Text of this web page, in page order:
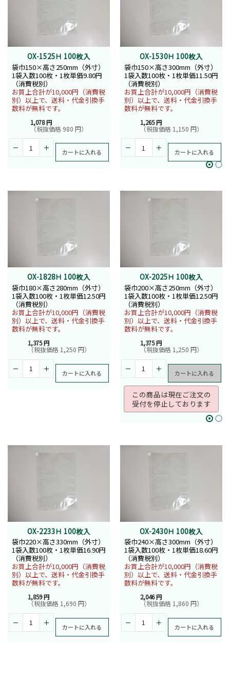
OX-1525Ｈ 100枚入
袋巾150×高さ250mm（外寸）
1袋入数100枚・1枚単価9.80円
（消費税別）
お買上合計が10,000円（消費税
別）以上で、送料・代金引換手
数料が無料です。
1,078 円
（税抜価格 980 円）
カートに入れる
OX-1530Ｈ 100枚入
袋巾150×高さ300mm（外寸）
1袋入数100枚・1枚単価11.50円
（消費税別）
お買上合計が10,000円（消費税
別）以上で、送料・代金引換手
数料が無料です。
1,265 円
（税抜価格 1,150 円）
カートに入れる
OX-1828Ｈ 100枚入
袋巾180×高さ280mm（外寸）
1袋入数100枚・1枚単価12.50円
（消費税別）
お買上合計が10,000円（消費税
別）以上で、送料・代金引換手
数料が無料です。
1,375 円
（税抜価格 1,250 円）
カートに入れる
OX-2025Ｈ 100枚入
袋巾200×高さ250mm（外寸）
1袋入数100枚・1枚単価12.50円
（消費税別）
お買上合計が10,000円（消費税
別）以上で、送料・代金引換手
数料が無料です。
1,375 円
（税抜価格 1,250 円）
カートに入れる
この商品は現在ご注文の
受付を停止しております
OX-2233Ｈ 100枚入
袋巾220×高さ330mm（外寸）
1袋入数100枚・1枚単価16.90円
（消費税別）
お買上合計が10,000円（消費税
別）以上で、送料・代金引換手
数料が無料です。
1,859 円
（税抜価格 1,690 円）
カートに入れる
OX-2430Ｈ 100枚入
袋巾240×高さ300mm（外寸）
1袋入数100枚・1枚単価18.60円
（消費税別）
お買上合計が10,000円（消費税
別）以上で、送料・代金引換手
数料が無料です。
2,046 円
（税抜価格 1,860 円）
カートに入れる